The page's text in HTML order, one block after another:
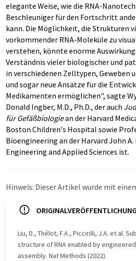
elegante Weise, wie die RNA-
Beschleuniger für den Fortschritt
kann. Die Möglichkeit, die Strukturen
vorkommender RNA-Moleküle zu
verstehen, könnte enorme
Verständnis vieler biologischer und
in verschiedenen Zelltypen, Geweben
und sogar neue Ansätze für die
Medikamenten ermöglichen", sagte
Donald Ingber, M.D., Ph.D., der auch
für Gefäßbiologiean der Harvard
Boston Children's Hospital sowie
Bioengineering an der Harvard John
Engineering and Applied Sciences ist.
Hinweis: Dieser Artikel wurde mit
LUMITOS bietet diese automatischen
Nachrichten zu präsentieren. Da
automatischer Übersetzung
möglich, dass er Fehler im Vokabular,
ORIGINALVERÖFFENTLICHUNG
Liu, D., Thélot, F.A., Piccirilli, J.A. et al.
structure of RNA enabled by
assembly. Nat Methods (2022).